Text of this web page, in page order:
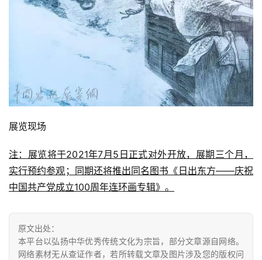
展览现场
注：展览将于2021年7月5日正式对外开放，展期三个月，
实行预约参观；同期还将推出同名图书《日出东方——庆祝
中国共产党成立100周年连环画专辑》。
原文出处：
本平台以弘扬中华优秀传统文化为宗旨，部分文章源自网络。
网络素材无从查证作者，若所转载文章及图片涉及您的版权问